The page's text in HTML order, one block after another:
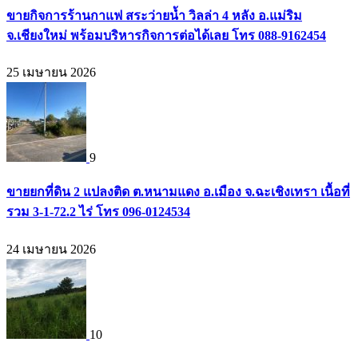
ขายกิจการร้านกาแฟ สระว่ายน้ำ วิลล่า 4 หลัง อ.แม่ริม
จ.เชียงใหม่ พร้อมบริหารกิจการต่อได้เลย โทร 088-9162454
25 เมษายน 2026
9
ขายยกที่ดิน 2 แปลงติด ต.หนามแดง อ.เมือง จ.ฉะเชิงเทรา เนื้อที่
รวม 3-1-72.2 ไร่ โทร 096-0124534
24 เมษายน 2026
10